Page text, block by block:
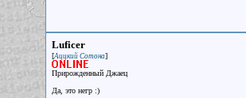
Luficer
[Аццкий Сотона]
Прирожденный Джаец
Да, это негр :)